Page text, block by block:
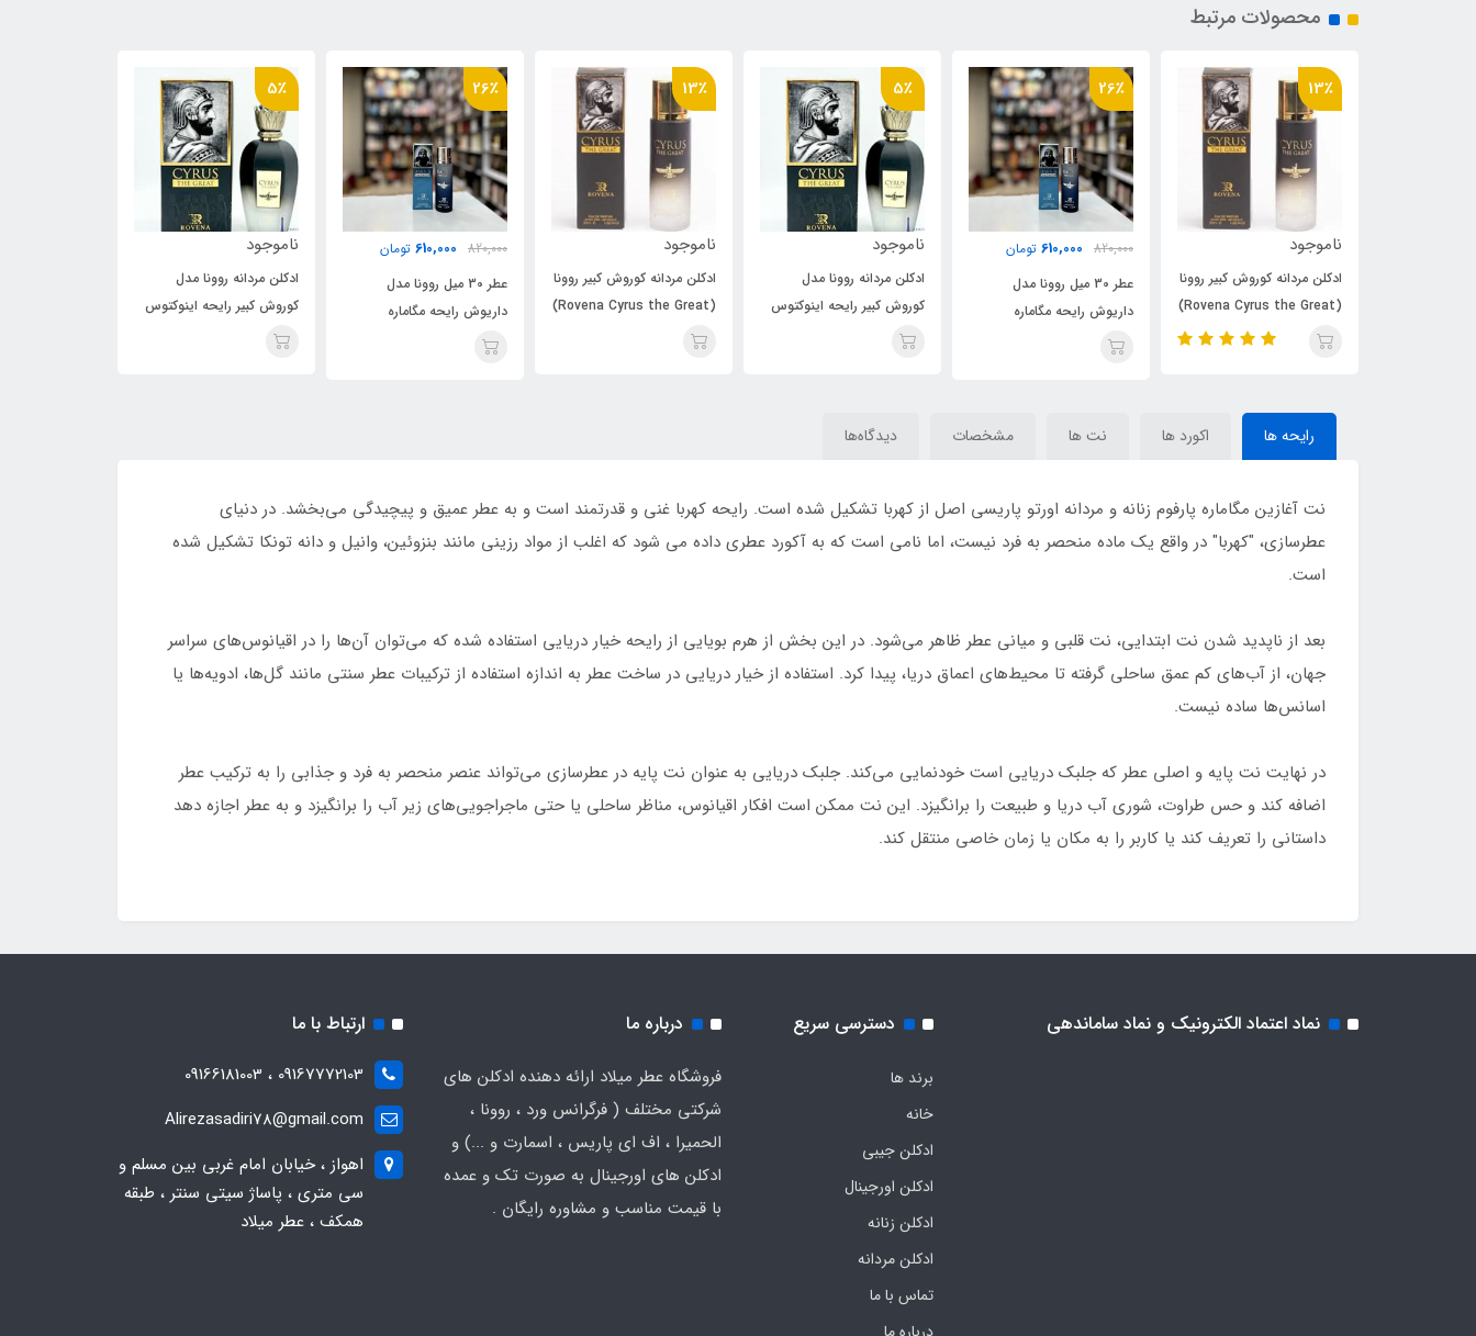
محصولات مرتبط
26٪
820,000
عطر 30 میل روونا مدل
داریوش رایحه مگاماره
(DARIUS) Orto Parisi
5٪
ناموجود
ادکلن مردانه روونا مدل
کوروش کبیر رایحه اینوکتوس
13٪
ناموجود
ادکلن مردانه کوروش کبیر روونا
30 میل
26٪
820,000
عطر 30 میل روونا مدل
داریوش رایحه مگاماره
5٪
ناموجود
ادکلن مردانه روونا مدل
کوروش کبیر رایحه اینوکتوس
13٪
ناموجود
ادکلن مردانه کوروش کبیر روونا
30 میل
رایحه ها اکورد ها نت ها مشخصات دیدگاه‌ها
نت آغازین مگاماره پارفوم زنانه و مردانه اورتو پاریسی اصل از کهربا تشکیل شده است. رایحه کهربا غنی و قدرتمند است و به عطر عمیق و پیچیدگی می‌بخشد. در دنیای
عطرسازی، "کهربا" در واقع یک ماده منحصر به فرد نیست، اما نامی است که به آکورد عطری داده می شود که اغلب از مواد رزینی مانند بنزوئین، وانیل و دانه تونکا تشکیل شده
است.
بعد از ناپدید شدن نت ابتدایی، نت قلبی و میانی عطر ظاهر می‌شود. در این بخش از هرم بویایی از رایحه خیار دریایی استفاده شده که می‌توان آن‌ها را در اقیانوس‌های سراسر
جهان، از آب‌های کم عمق ساحلی گرفته تا محیط‌های اعماق دریا، پیدا کرد. استفاده از خیار دریایی در ساخت عطر به اندازه استفاده از ترکیبات عطر سنتی مانند گل‌ها، ادویه‌ها یا
اسانس‌ها ساده نیست.
در نهایت نت پایه و اصلی عطر که جلبک دریایی است خودنمایی می‌کند. جلبک دریایی به عنوان نت پایه در عطرسازی می‌تواند عنصر منحصر به فرد و جذابی را به ترکیب عطر
اضافه کند و حس طراوت، شوری آب دریا و طبیعت را برانگیزد. این نت ممکن است افکار اقیانوس، مناظر ساحلی یا حتی ماجراجویی‌های زیر آب را برانگیزد و به عطر اجازه دهد
داستانی را تعریف کند یا کاربر را به مکان یا زمان خاصی منتقل کند.
نماد اعتماد الکترونیک و نماد ساماندهی دسترسی سریع
برند ها
خانه
ادکلن جیبی
ادکلن اورجینال
ادکلن زنانه
ادکلن مردانه
تماس با ما
درباره ما
درباره ما
فروشگاه عطر میلاد ارائه دهنده ادکلن های
شرکتی مختلف ( فرگرانس ورد ، روونا ،
الحمیرا ، اف ای پاریس ، اسمارت و ...) و
ادکلن های اورجینال به صورت تک و عمده
با قیمت مناسب و مشاوره رایگان .
ارتباط با ما
09167772103 ، 09166181003
Alirezasadiri78@gmail.com
اهواز ، خیابان امام غربی بین مسلم و
سی متری ، پاساژ سیتی سنتر ، طبقه
همکف ، عطر میلاد